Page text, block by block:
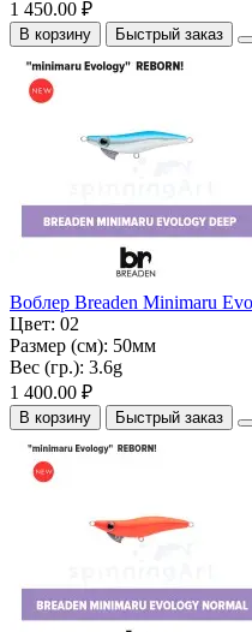
1 450.00 ₽
В корзину Быстрый заказ
Воблер Breaden Minimaru
Цвет: 02
Размер (см): 50мм
Вес (гр.): 3.6g
1 400.00 ₽
В корзину Быстрый заказ